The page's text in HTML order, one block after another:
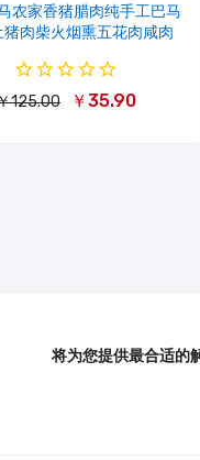
农家香猪腊肉纯手工巴马
猪肉柴火烟熏五花肉咸肉
125.00 ￥35.90
将为您提供最合适的